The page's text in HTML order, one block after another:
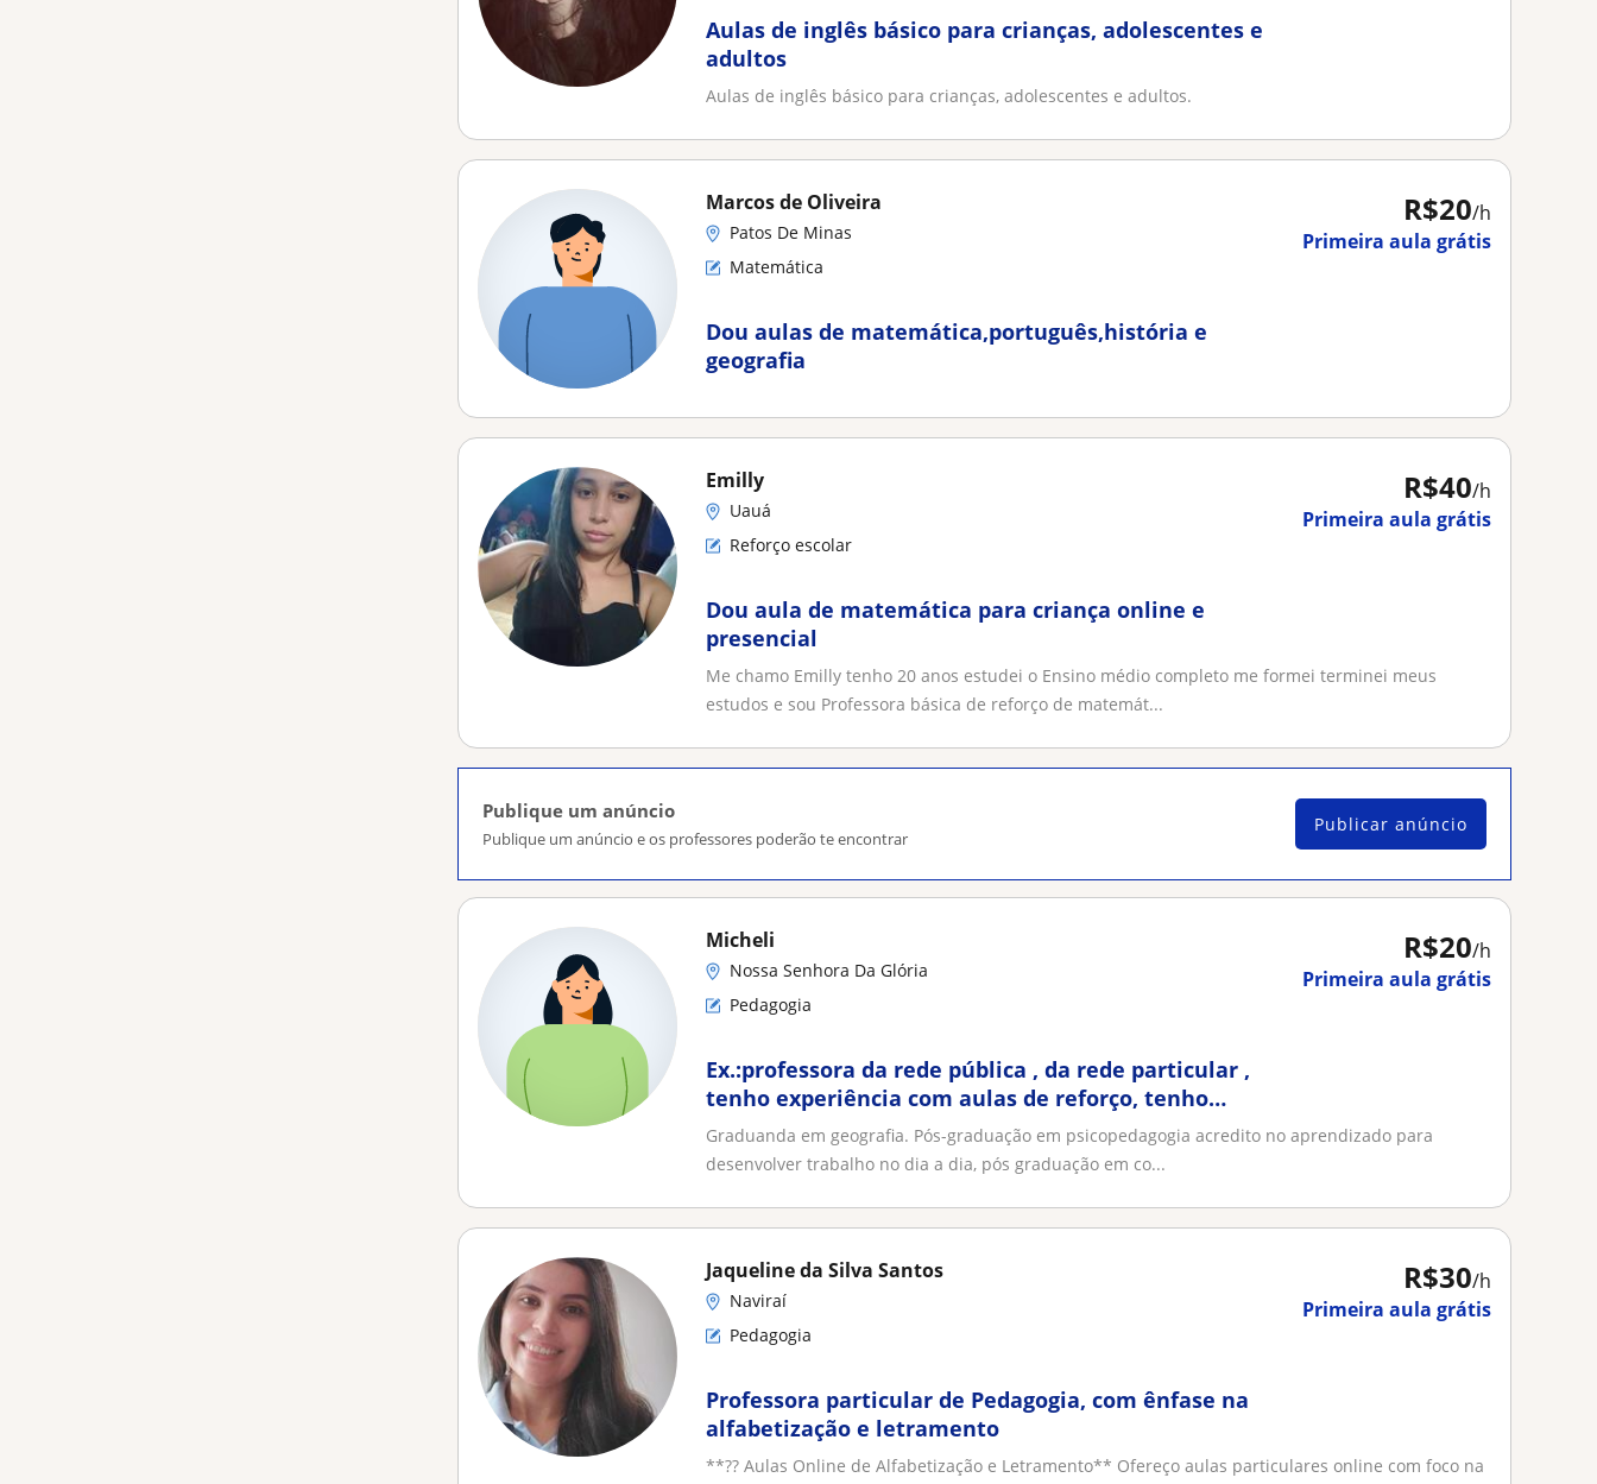
Aulas de inglês básico para crianças, adolescentes e
adultos
Aulas de inglês básico para crianças, adolescentes e adultos.
R$20/h
Primeira aula grátis
Marcos de Oliveira
Patos De Minas
Matemática
Dou aulas de matemática,português,história e
geografia
R$40/h
Primeira aula grátis
Emilly
Uauá
Reforço escolar
Dou aula de matemática para criança online e
presencial
Me chamo Emilly tenho 20 anos estudei o Ensino médio completo me formei terminei meus
estudos e sou Professora básica de reforço de matemát...
Publique um anúncio
Publique um anúncio e os professores poderão te encontrar
Publicar anúncio
R$20/h
Primeira aula grátis
Micheli
Nossa Senhora Da Glória
Pedagogia
Ex.:professora da rede pública , da rede particular ,
tenho experiência com aulas de reforço, tenho
experiência desde berçário/ 4
Graduanda em geografia. Pós-graduação em psicopedagogia acredito no aprendizado para
desenvolver trabalho no dia a dia, pós graduação em co...
R$30/h
Primeira aula grátis
Jaqueline da Silva Santos
Naviraí
Pedagogia
Professora particular de Pedagogia, com ênfase na
alfabetização e letramento
**?? Aulas Online de Alfabetização e Letramento** Ofereço aulas particulares online com foco na